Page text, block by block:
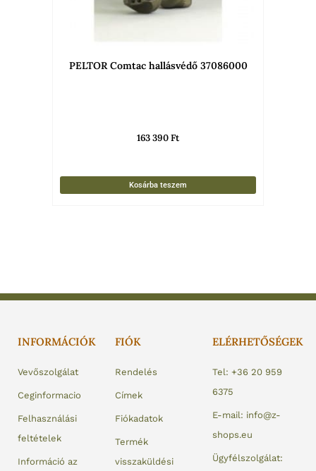
PELTOR Comtac hallásvédő 37086000
163 390Ft
Kosárba teszem
INFORMÁCIÓK
Vevőszolgálat
Ceginformacio
Felhasználási
feltételek
Információ az
FIÓK
Rendelés
Címek
Fiókadatok
Termék
visszaküldési
ELÉRHETŐSÉGEK
Tel: +36 20 959
6375
E-mail: info@z-
shops.eu
Ügyfélszolgálat: